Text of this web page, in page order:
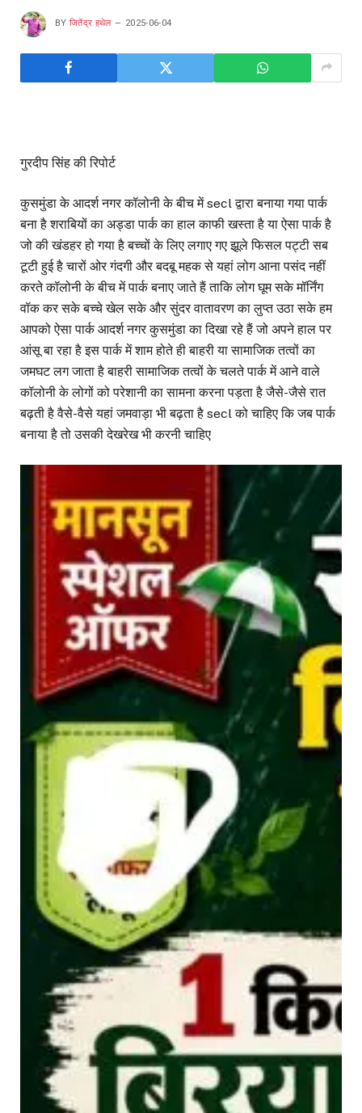
BY जितेंद्र हथेल 2025-06-04
गुरदीप सिंह की रिपोर्ट
कुसमुंडा के आदर्श नगर कॉलोनी के बीच में secl द्वारा बनाया गया पार्क
बना है शराबियों का अड्डा पार्क का हाल काफी खस्ता है या ऐसा पार्क है
जो की खंडहर हो गया है बच्चों के लिए लगाए गए झूले फिसल पट्टी सब
टूटी हुई है चारों ओर गंदगी और बदबू महक से यहां लोग आना पसंद नहीं
करते कॉलोनी के बीच में पार्क बनाए जाते हैं ताकि लोग घूम सके मॉर्निंग
वॉक कर सके बच्चे खेल सके और सुंदर वातावरण का लुप्त उठा सके हम
आपको ऐसा पार्क आदर्श नगर कुसमुंडा का दिखा रहे हैं जो अपने हाल पर
आंसू बा रहा है इस पार्क में शाम होते ही बाहरी या सामाजिक तत्वों का
जमघट लग जाता है बाहरी सामाजिक तत्वों के चलते पार्क में आने वाले
कॉलोनी के लोगों को परेशानी का सामना करना पड़ता है जैसे-जैसे रात
बढ़ती है वैसे-वैसे यहां जमवाड़ा भी बढ़ता है secl को चाहिए कि जब पार्क
बनाया है तो उसकी देखरेख भी करनी चाहिए